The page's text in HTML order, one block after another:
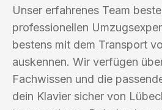
Unser erfahrenes Team
professionellen
bestens mit dem Transport
auskennen. Wir verfügen
Fachwissen und die
dein Klavier sicher von